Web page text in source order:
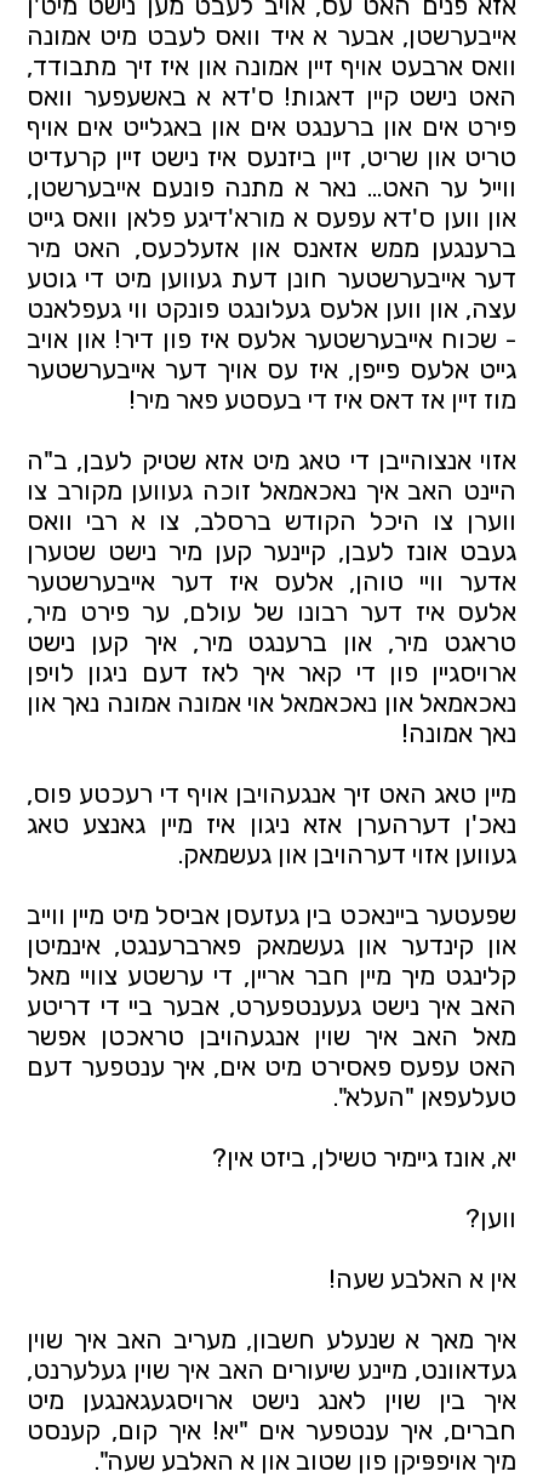
אייבערשטן, אבער א איד וואס לעבט מיט אמונה
וואס ארבעט אויף זיין אמונה און איז זיך מתבודד,
האט נישט קיין דאגות! ס'דא א באשעפער וואס
פירט אים און ברענגט אים און באגלייט אים אויף
טריט און שריט, זיין ביזנעס איז נישט זיין קרעדיט
ווייל ער האט... נאר א מתנה פונעם אייבערשטן,
און ווען ס'דא עפעס א מורא'דיגע פלאן וואס גייט
ברענגען ממש אזאנס און אזעלכעס, האט מיר
דער אייבערשטער חונן דעת געווען מיט די גוטע
עצה, און ווען אלעס געלונגט פונקט ווי געפלאנט
- שכוח אייבערשטער אלעס איז פון דיר! און אויב
גייט אלעס פייפן, איז עס אויך דער אייבערשטער
מוז זיין אז דאס איז די בעסטע פאר מיר!
אזוי אנצוהייבן די טאג מיט אזא שטיק לעבן, ב"ה
היינט האב איך נאכאמאל זוכה געווען מקורב צו
ווערן צו היכל הקודש ברסלב, צו א רבי וואס
געבט אונז לעבן, קיינער קען מיר נישט שטערן
אדער וויי טוהן, אלעס איז דער אייבערשטער
אלעס איז דער רבונו של עולם, ער פירט מיר,
טראגט מיר, און ברענגט מיר, איך קען נישט
ארויסגיין פון די קאר איך לאז דעם ניגון לויפן
נאכאמאל און נאכאמאל אוי אמונה אמונה נאך און
נאך אמונה!
מיין טאג האט זיך אנגעהויבן אויף די רעכטע פוס,
נאכ'ן דערהערן אזא ניגון איז מיין גאנצע טאג
געווען אזוי דערהויבן און געשמאק.
שפעטער ביינאכט בין געזעסן אביסל מיט מיין ווייב
און קינדער און געשמאק פארברענגט, אינמיטן
קלינגט מיך מיין חבר אריין, די ערשטע צוויי מאל
האב איך נישט געענטפערט, אבער ביי די דריטע
מאל האב איך שוין אנגעהויבן טראכטן אפשר
האט עפעס פאסירט מיט אים, איך ענטפער דעם
טעלעפאן "העלא".
יא, אונז גיימיר טשילן, ביזט אין?
ווען?
אין א האלבע שעה!
איך מאך א שנעלע חשבון, מעריב האב איך שוין
געדאוונט, מיינע שיעורים האב איך שוין געלערנט,
איך בין שוין לאנג נישט ארויסגעגאנגען מיט
חברים, איך ענטפער אים "יא! איך קום, קענסט
מיך אויפפּיקן פון שטוב און א האלבע שעה".